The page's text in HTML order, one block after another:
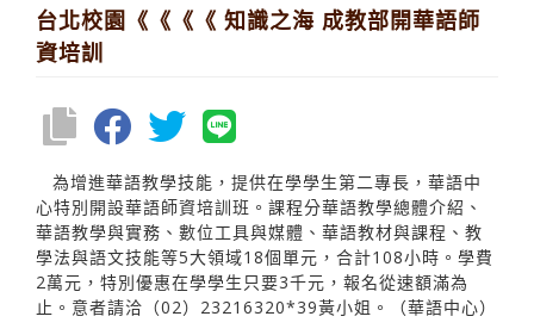
台北校園《《《《 知識之海 成教部開華語師
資培訓
為增進華語教學技能，提供在學學生第二專長，華語中
心特別開設華語師資培訓班。課程分華語教學總體介紹、
華語教學與實務、數位工具與媒體、華語教材與課程、教
學法與語文技能等5大領域18個單元，合計108小時。學費
2萬元，特別優惠在學學生只要3千元，報名從速額滿為
止。意者請洽（02）23216320*39黃小姐。（華語中心）